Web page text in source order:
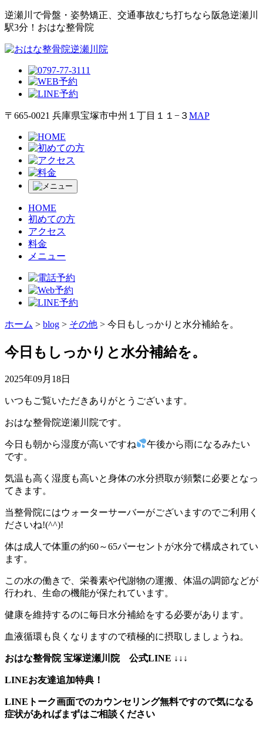
逆瀬川で⾻盤・姿勢矯正、交通事故むち打ちなら阪急逆瀬川
駅3分！おはな整⾻院
〒665-0021 兵庫県宝塚市中州１丁目１１−３MAP
HOME
初めての方
アクセス
料金
メニュー
ホーム > blog > その他 > 今日もしっかりと水分補給を。
今日もしっかりと水分補給を。
2025年09月18日
いつもご覧いただきありがとうございます。
おはな整骨院逆瀬川院です。
今日も朝から湿度が高いですね
午後から雨になるみたい
です。
気温も高く湿度も高いと身体の水分摂取が頻繫に必要となっ
てきます。
当整骨院にはウォーターサーバーがございますのでご利用く
ださいね!(^^)!
体は成人で体重の約60～65パーセントが水分で構成されてい
ます。
この水の働きで、栄養素や代謝物の運搬、体温の調節などが
行われ、生命の機能が保たれています。
健康を維持するのに毎日水分補給をする必要があります。
血液循環も良くなりますので積極的に摂取しましょうね。
おはな整骨院 宝塚逆瀬川院 公式LINE ↓↓↓
LINEお友達追加特典！
LINEトーク画面でのカウンセリング無料ですので気になる
症状があればまずはご相談ください